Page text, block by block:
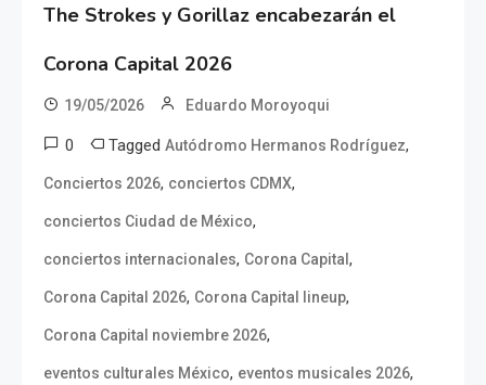
The Strokes y Gorillaz encabezarán el
Corona Capital 2026
19/05/2026 Eduardo Moroyoqui
0 Tagged Autódromo Hermanos Rodríguez,
Conciertos 2026, conciertos CDMX,
conciertos Ciudad de México,
conciertos internacionales, Corona Capital ,
Corona Capital 2026, Corona Capital lineup,
Corona Capital noviembre 2026,
eventos culturales México, eventos musicales 2026,